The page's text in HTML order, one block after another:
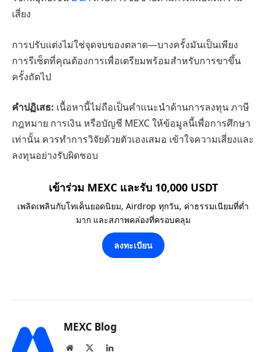
เสี่ยง
การปรับแต่งไม่ใช่จุดจบของตลาด—บางครั้งมันเป็นเพียง
การรีเซ็ตที่คุณต้องการเพื่อเตรียมพร้อมสำหรับการขาขึ้น
ครั้งถัดไป
คำปฏิเสธ: เนื้อหานี้ไม่ถือเป็นคำแนะนำด้านการลงทุน ภาษี
กฎหมาย การเงิน หรือบัญชี MEXC ให้ข้อมูลนี้เพื่อการศึกษา
เท่านั้น ควรทำการวิจัยด้วยตัวเองเสมอ เข้าใจความเสี่ยงและ
ลงทุนอย่างรับผิดชอบ
เข้าร่วม MEXC และรับ 10,000 USDT
เพลิดเพลินกับโทเค็นยอดนิยม, Airdrop ทุกวัน, ค่าธรรมเนียมที่ต่ำ
มาก และสภาพคล่องที่ครอบคลุม
ลงทะเบียน
MEXC Blog
Website LinkedIn